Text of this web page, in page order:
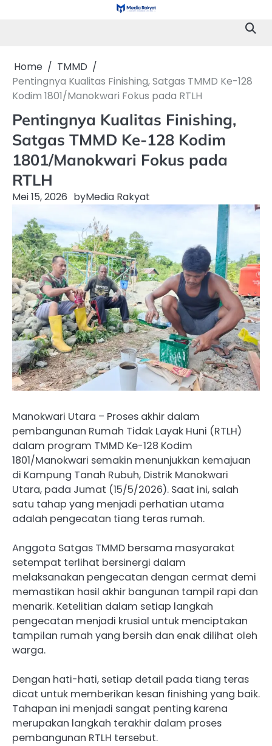
Home
TMMD
Pentingnya Kualitas Finishing, Satgas TMMD Ke-128
Kodim 1801/Manokwari Fokus pada RTLH
Pentingnya Kualitas Finishing,
Satgas TMMD Ke-128 Kodim
1801/Manokwari Fokus pada
RTLH
Mei 15, 2026 byMedia Rakyat
Manokwari Utara – Proses akhir dalam
pembangunan Rumah Tidak Layak Huni (RTLH)
dalam program TMMD Ke-128 Kodim
1801/Manokwari semakin menunjukkan kemajuan
di Kampung Tanah Rubuh, Distrik Manokwari
Utara, pada Jumat (15/5/2026). Saat ini, salah
satu tahap yang menjadi perhatian utama
adalah pengecatan tiang teras rumah.
Anggota Satgas TMMD bersama masyarakat
setempat terlihat bersinergi dalam
melaksanakan pengecatan dengan cermat demi
memastikan hasil akhir bangunan tampil rapi dan
menarik. Ketelitian dalam setiap langkah
pengecatan menjadi krusial untuk menciptakan
tampilan rumah yang bersih dan enak dilihat oleh
warga.
Dengan hati-hati, setiap detail pada tiang teras
dicat untuk memberikan kesan finishing yang baik.
Tahapan ini menjadi sangat penting karena
merupakan langkah terakhir dalam proses
pembangunan RTLH tersebut.